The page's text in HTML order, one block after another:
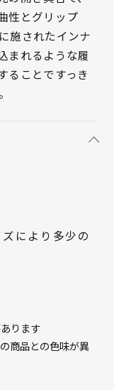
性とグリップ
施されたインナ
まれるような履
ることですっき
により多少の
ります
商品との色味が異